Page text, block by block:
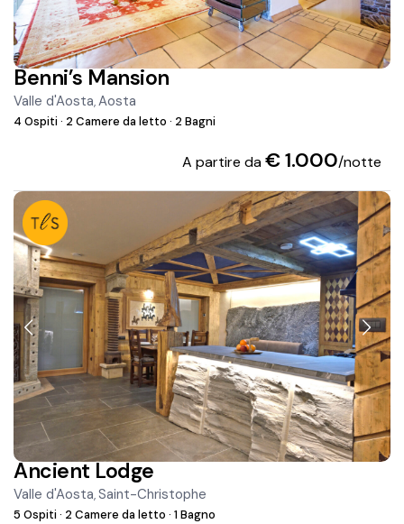
Benni’s Mansion
Valle d'Aosta,Aosta
4 Ospiti· 2 Camere da letto· 2 Bagni
A partire da€ 1.000/notte
Ancient Lodge
Valle d'Aosta,Saint-Christophe
5 Ospiti· 2 Camere da letto· 1 Bagno